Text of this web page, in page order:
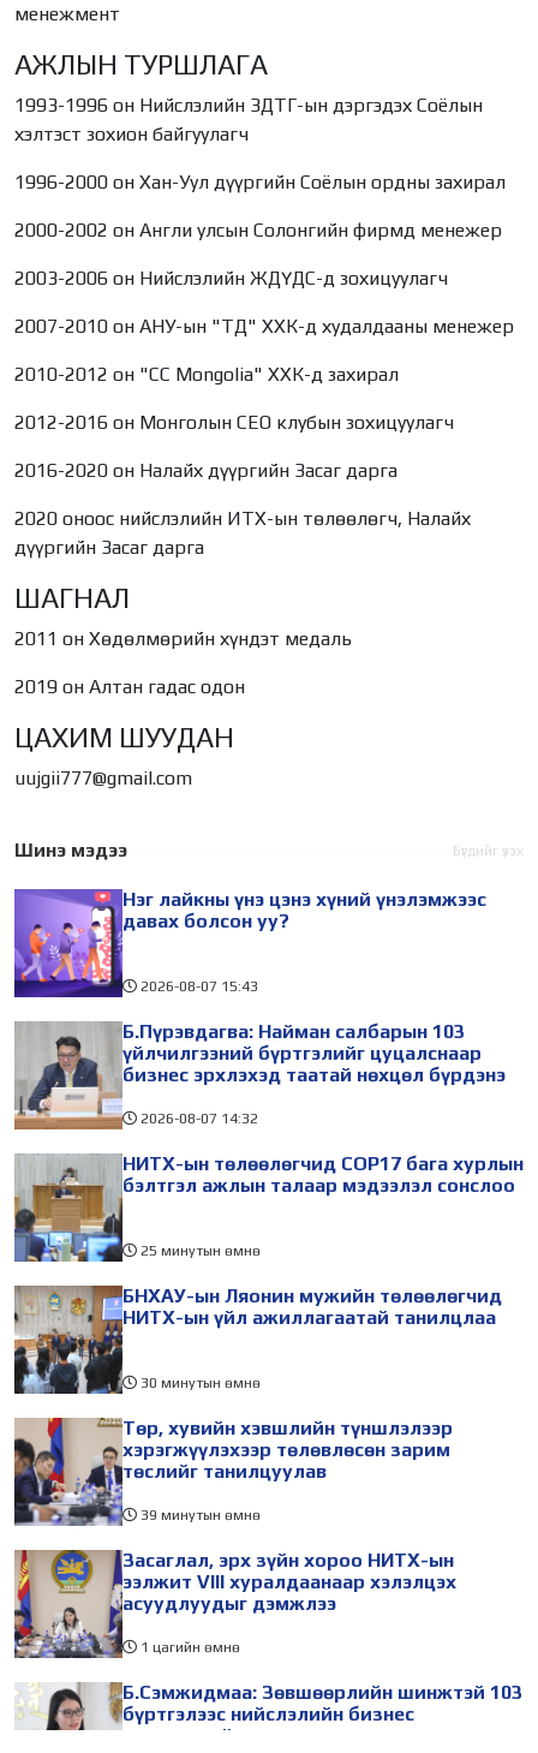
менежмент
АЖЛЫН ТУРШЛАГА
1993-1996 он Нийслэлийн ЗДТГ-ын дэргэдэх Соёлын
хэлтэст зохион байгуулагч
1996-2000 он Хан-Уул дүүргийн Соёлын ордны захирал
2000-2002 он Англи улсын Солонгийн фирмд менежер
2003-2006 он Нийслэлийн ЖДҮДС-д зохицуулагч
2007-2010 он АНУ-ын "ТД" ХХК-д худалдааны менежер
2010-2012 он "СС Mongolia" ХХК-д захирал
2012-2016 он Монголын СЕО клубын зохицуулагч
2016-2020 он Налайх дүүргийн Засаг дарга
2020 оноос нийслэлийн ИТХ-ын төлөөлөгч, Налайх
дүүргийн Засаг дарга
ШАГНАЛ
2011 он Хөдөлмөрийн хүндэт медаль
2019 он Алтан гадас одон
ЦАХИМ ШУУДАН
uujgii777@gmail.com
Шинэ мэдээ Бүгдийг үзэх
Нэг лайкны үнэ цэнэ хүний үнэлэмжээс
давах болсон уу?
2026-08-07 15:43
Б.Пүрэвдагва: Найман салбарын 103
үйлчилгээний бүртгэлийг цуцалснаар
бизнес эрхлэхэд таатай нөхцөл бүрдэнэ
2026-08-07 14:32
НИТХ-ын төлөөлөгчид COP17 бага хурлын
бэлтгэл ажлын талаар мэдээлэл сонслоо
25 минутын өмнө
БНХАУ-ын Ляонин мужийн төлөөлөгчид
НИТХ-ын үйл ажиллагаатай танилцлаа
30 минутын өмнө
Төр, хувийн хэвшлийн түншлэлээр
хэрэгжүүлэхээр төлөвлөсөн зарим
төслийг танилцуулав
39 минутын өмнө
Засаглал, эрх зүйн хороо НИТХ-ын
ээлжит VIII хуралдаанаар хэлэлцэх
асуудлуудыг дэмжлээ
1 цагийн өмнө
Б.Сэмжидмаа: Зөвшөөрлийн шинжтэй 103
бүртгэлээс нийслэлийн бизнес
эрхлэгчдийг чөлөөллөө